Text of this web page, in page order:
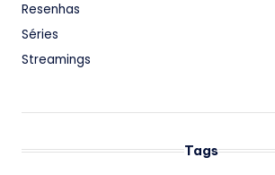
Resenhas
Séries
Streamings
Tags